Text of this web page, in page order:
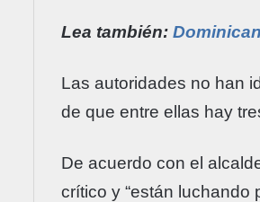
Lea también:
Las autoridades no han
de que entre ellas hay
De acuerdo con el
crítico y “están luchando